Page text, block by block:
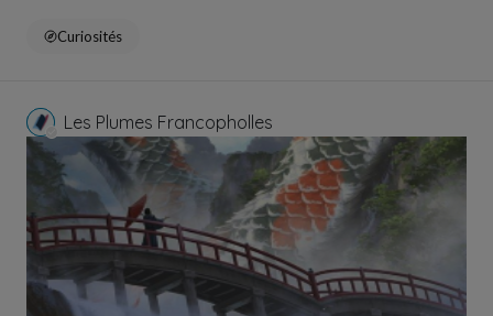
Curiosités
Les Plumes Francopholles